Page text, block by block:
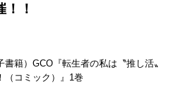
！
籍）GCO『転生者の私は〝推し活〟
（コミック）』1巻